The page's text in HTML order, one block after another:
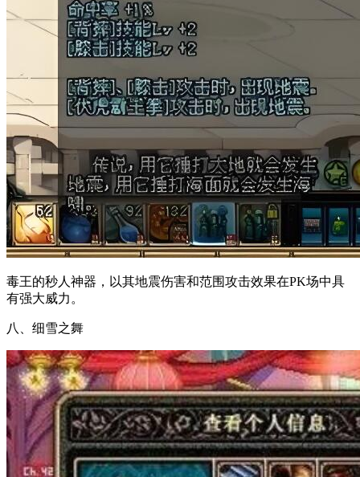
毒王的秒人神器，以其地震伤害和范围攻击效果在PK场中具
有强大威力。
八、细雪之舞